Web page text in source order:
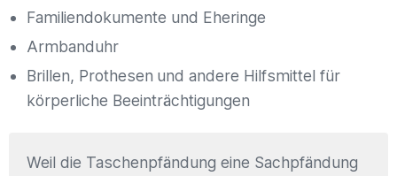
Familiendokumente und Eheringe
Armbanduhr
Brillen, Prothesen und andere Hilfsmittel für
körperliche Beeinträchtigungen
Weil die Taschenpfändung eine Sachpfändung